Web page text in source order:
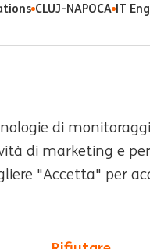
CLUJ-NAPOCA IT
Carriere iniziali
Diversità e
sui cookie
di
di marketing e
"Accetta" per